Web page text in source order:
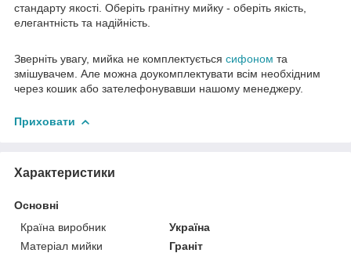
стандарту якості. Оберіть гранітну мийку - оберіть якість,
елегантність та надійність.
Зверніть увагу, мийка не комплектується сифоном та
змішувачем. Але можна доукомплектувати всім необхідним
через кошик або зателефонувавши нашому менеджеру.
Приховати
Характеристики
Основні
Країна виробник
Україна
Матеріал мийки
Граніт